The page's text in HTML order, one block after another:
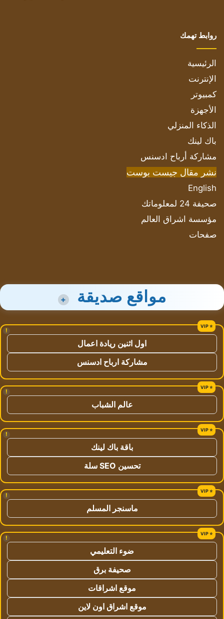
روابط تهمك
الرئيسية
الإنترنت
كمبيوتر
الأجهزة
الذكاء المنزلي
باك لينك
مشاركة أرباح ادسنس
نشر مقال جيست بوست
English
صحيفة 24 لمعلوماتك
مؤسسة اشراق العالم
صفحات
مواقع صديقة +
!
اول اثنين ريادة اعمال
مشاركة ارباح ادسنس
!
عالم الشباب
!
باقة باك لينك
تحسين SEO سلة
!
ماسنجر المسلم
!
ضوء التعليمي
صحيفة برق
موقع اشراقات
موقع اشراق اون لاين